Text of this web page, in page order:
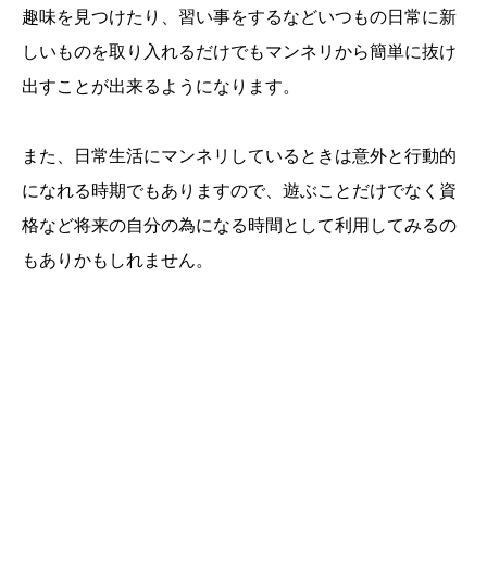
趣味を見つけたり、習い事をするなどいつもの日常に新
しいものを取り入れるだけでもマンネリから簡単に抜け
出すことが出来るようになります。
また、日常生活にマンネリしているときは意外と行動的
になれる時期でもありますので、遊ぶことだけでなく資
格など将来の自分の為になる時間として利用してみるの
もありかもしれません。